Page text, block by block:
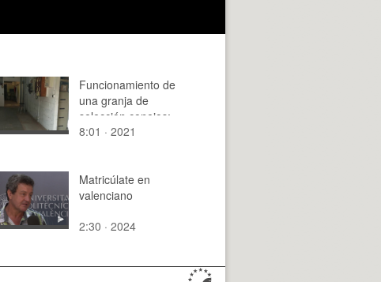
Funcionamiento de
una granja de
selección conejos:
Control de partos
8:01 · 2021
Matricúlate en
valenciano
2:30 · 2024